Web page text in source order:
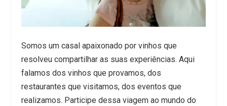
Somos um casal apaixonado por vinhos que
resolveu compartilhar as suas experiências. Aqui
falamos dos vinhos que provamos, dos
restaurantes que visitamos, dos eventos que
realizamos. Participe dessa viagem ao mundo do